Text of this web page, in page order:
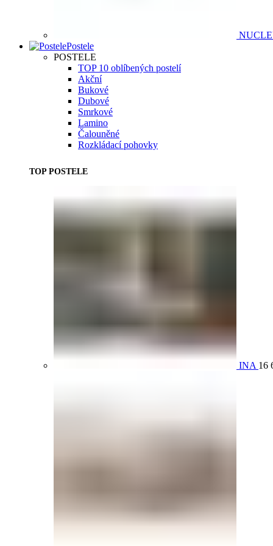
Postele
POSTELE
TOP 10 oblíbených postelí
Akční
Bukové
Dubové
Smrkové
Lamino
Čalouněné
Rozkládací pohovky
TOP POSTELE
INA 16